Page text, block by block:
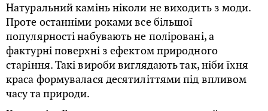
Натуральний камінь ніколи не виходить з моди.
Проте останніми роками все більшої
популярності набувають не поліровані, а
фактурні поверхні з ефектом природного
старіння. Такі вироби виглядають так, ніби їхня
краса формувалася десятиліттями під впливом
часу та природи.